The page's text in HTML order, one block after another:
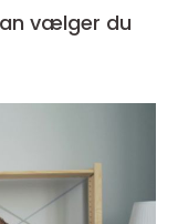
vælger du